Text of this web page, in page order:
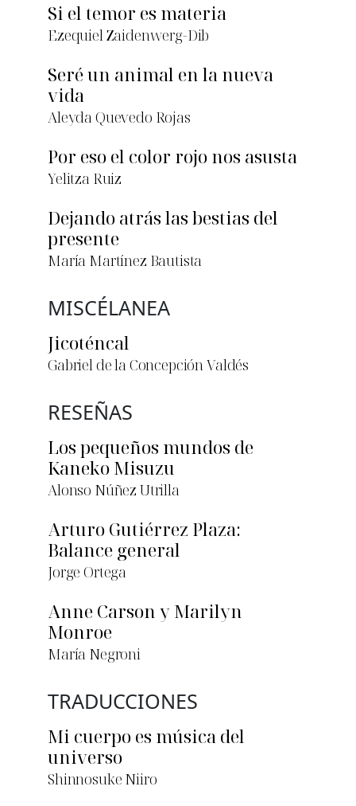
Si el temor es materia
Ezequiel Zaidenwerg-Dib
Seré un animal en la nueva
vida
Aleyda Quevedo Rojas
Por eso el color rojo nos asusta
Yelitza Ruiz
Dejando atrás las bestias del
presente
María Martínez Bautista
MISCÉLANEA
Jicoténcal
Gabriel de la Concepción Valdés
RESEÑAS
Los pequeños mundos de
Kaneko Misuzu
Alonso Núñez Utrilla
Arturo Gutiérrez Plaza:
Balance general
Jorge Ortega
Anne Carson y Marilyn
Monroe
María Negroni
TRADUCCIONES
Mi cuerpo es música del
universo
Shinnosuke Niiro